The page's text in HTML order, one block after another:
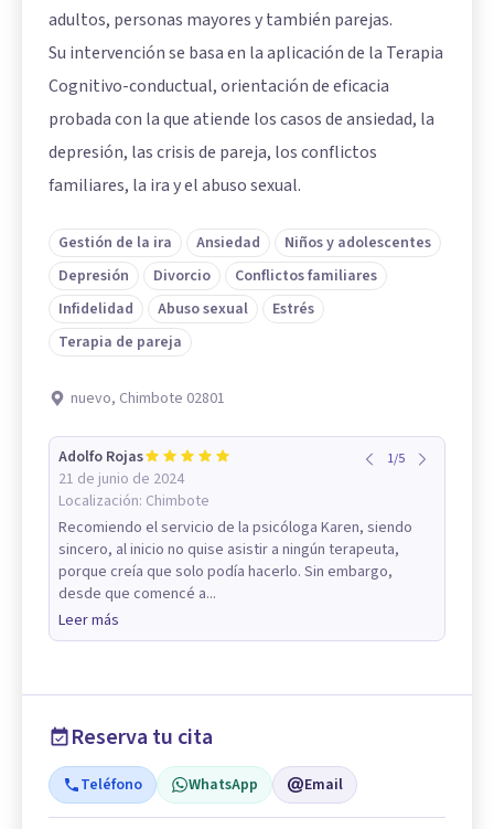
adultos, personas mayores y también parejas.
Su intervención se basa en la aplicación de la Terapia
Cognitivo-conductual, orientación de eficacia
probada con la que atiende los casos de ansiedad, la
depresión, las crisis de pareja, los conflictos
familiares, la ira y el abuso sexual.
Gestión de la ira Ansiedad
Niños y adolescentes
Depresión
Divorcio
Conflictos familiares
Infidelidad
Abuso sexual
Estrés
Terapia de pareja
nuevo, Chimbote 02801
Adolfo Rojas
21 de junio de 2024
Localización: Chimbote
1/5
Recomiendo el servicio de la psicóloga Karen, siendo
sincero, al inicio no quise asistir a ningún terapeuta,
porque creía que solo podía hacerlo. Sin embargo,
desde que comencé a...
Leer más
Reserva tu cita
Teléfono WhatsApp Email